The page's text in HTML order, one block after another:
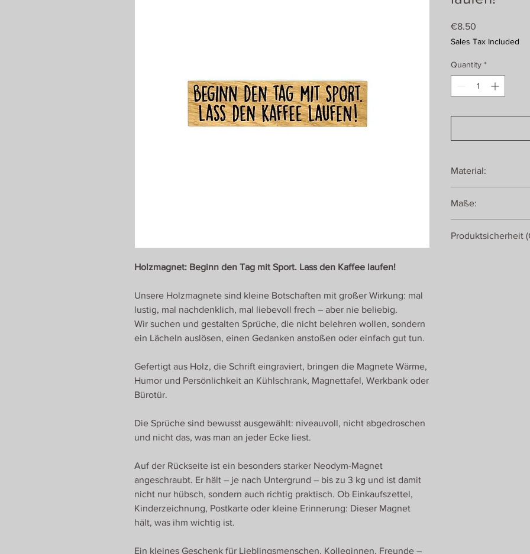
Holzmagnet: Beginn den Tag mit Sport. Lass den Kaffee laufen!
Unsere Holzmagnete sind kleine Botschaften mit großer Wirkung: mal
lustig, mal nachdenklich, mal liebevoll frech – aber nie beliebig.
Wir suchen und gestalten Sprüche, die nicht belehren wollen, sondern
ein Lächeln auslösen, einen Gedanken anstoßen oder einfach gut tun.
Gefertigt aus Holz, die Schrift eingraviert, bringen die Magnete Wärme,
Humor und Persönlichkeit an Kühlschrank, Magnettafel, Werkbank oder
Bürotür.
Die Sprüche sind bewusst ausgewählt: niveauvoll, nicht abgedroschen
und nicht das, was man an jeder Ecke liest.
Auf der Rückseite ist ein besonders starker Neodym-Magnet
angeschraubt. Er hält – je nach Untergrund – bis zu 3 kg und ist damit
nicht nur hübsch, sondern auch richtig praktisch. Ob Einkaufszettel,
Kinderzeichnung, Postkarte oder kleine Erinnerung: Dieser Magnet
hält, was ihm wichtig ist.
Ein kleines Geschenk für Lieblingsmenschen, Kolleginnen, Freunde –
€8.50
Sales Tax Included
Quantity *
Material:
Neodym-Magnet
Maße:
Produktsicherheit